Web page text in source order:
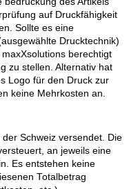
Franken (CHF) und
Zeitpunkt der Bestellung
Besteller während des
Ebenfalls werden
transparent
Mehrwertsteuer,
in der Bestellmaske
die bedruckung des
auf
Sollte es eine